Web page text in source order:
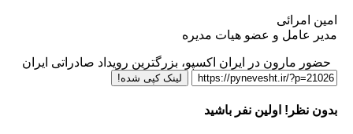
و عضو هیات مدیره
در ایران اکسپو، بزرگترین رویداد صادراتی ایران
لینک کپی شده!
اولین نفر باشید